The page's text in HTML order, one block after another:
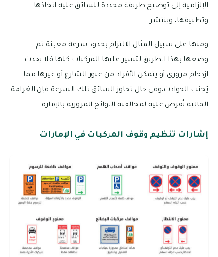
الإلزامية إلى توضيح طريقة محددة للسائق عليه اتخاذها
وتطبيقها، وينتشر
ومنها على سبيل المثال الالتزام بحدود سرعة معينة تم
وضعها بهذا الطريق لتسير عليها المركبات كلها فلا يحدث
ازدحام مروري أو يتمكن الأفراد من عبور الشارع أو غيرها مما
يُجنب الحوادث،وفي حال تجاوز السائق تلك السرعة فإن الغرامة
المالية تُفرض عليه لمخالفته اللوائح المرورية بالإمارة.
إشارات تنظيم وقوف المركبات في الإمارات